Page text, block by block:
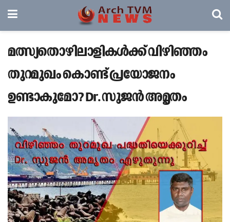
മത്സ്യതൊഴിലാളികൾക്ക് വിഴിഞ്ഞം
തുറമുഖം കൊണ്ട് പ്രയോജനം
ഉണ്ടാകുമോ? Dr. സുജന്‍ അമൃതം